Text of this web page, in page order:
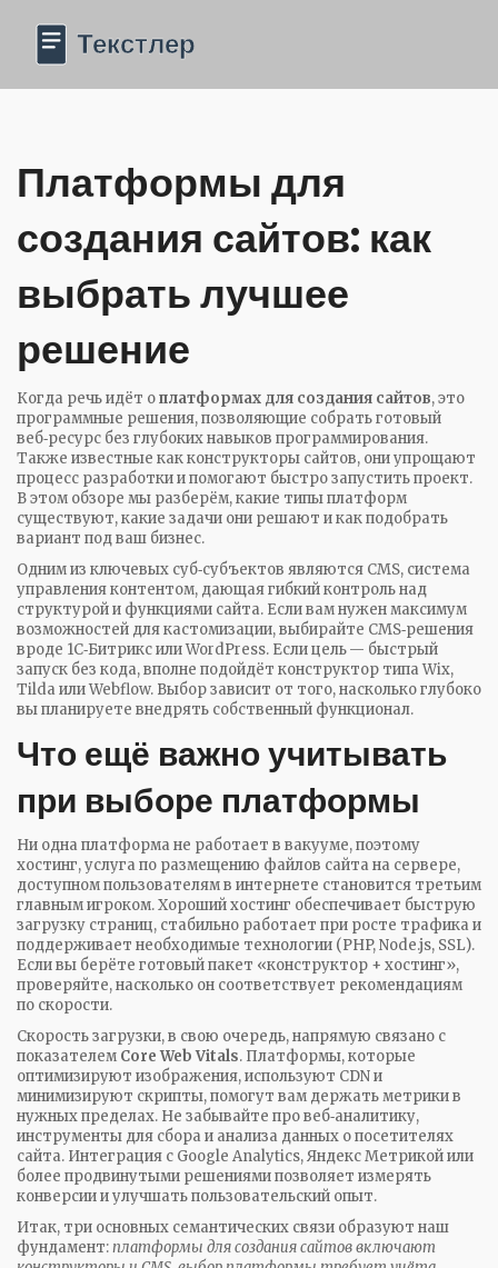
Платформы для
создания сайтов: как
выбрать лучшее
решение
Когда речь идёт оплатформах для создания сайтов,это
программные решения, позволяющие собрать готовый
веб‑ресурс без глубоких навыков программирования.
Также известные какконструкторы сайтов, они упрощают
процесс разработки и помогают быстро запустить проект.
В этом обзоре мы разберём, какие типы платформ
существуют, какие задачи они решают и как подобрать
вариант под ваш бизнес.
Одним из ключевых суб‑субъектов являются CMS, система
управления контентом, дающая гибкий контроль над
структурой и функциями сайта. Если вам нужен максимум
возможностей для кастомизации, выбирайте CMS‑решения
вроде 1С‑Битрикс или WordPress. Если цель — быстрый
запуск без кода, вполне подойдёт конструктор типа Wix,
Tilda или Webflow. Выбор зависит от того, насколько глубоко
вы планируете внедрять собственный функционал.
Что ещё важно учитывать
при выборе платформы
Ни одна платформа не работает в вакууме, поэтому
хостинг,услуга по размещению файлов сайта на сервере,
доступном пользователям в интернете становится третьим
главным игроком. Хороший хостинг обеспечивает быструю
загрузку страниц, стабильно работает при росте трафика и
поддерживает необходимые технологии (PHP, Node.js, SSL).
Если вы берёте готовый пакет «конструктор + хостинг»,
проверяйте, насколько он соответствует рекомендациям
по скорости.
Скорость загрузки, в свою очередь, напрямую связано с
показателем Core Web Vitals. Платформы, которые
оптимизируют изображения, используют CDN и
минимизируют скрипты, помогут вам держать метрики в
нужных пределах. Не забывайте провеб‑аналитику,
инструменты для сбора и анализа данных о посетителях
сайта. Интеграция с Google Analytics, Яндекс Метрикой или
более продвинутыми решениями позволяет измерять
конверсии и улучшать пользовательский опыт.
Итак, три основных семантических связи образуют наш
фундамент:платформы для создания сайтов включают